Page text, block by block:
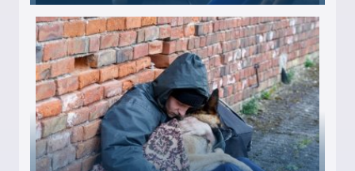
Mutter freigesprochen!